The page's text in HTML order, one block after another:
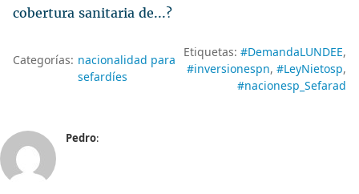
cobertura sanitaria de...?
Categorías: ​nacionalidad para
sefardíes
Etiquetas: #DemandaLUNDEE
#inversionespn #LeyNietosp
#nacionesp_Sefarad
Pedro: